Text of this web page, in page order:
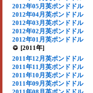
2012年05月英ポンドドル
2012年04月英ポンドドル
2012年03月英ポンドドル
2012年02月英ポンドドル
2012年01月英ポンドドル
[2011年]
2011年12月英ポンドドル
2011年11月英ポンドドル
2011年10月英ポンドドル
2011年09月英ポンドドル